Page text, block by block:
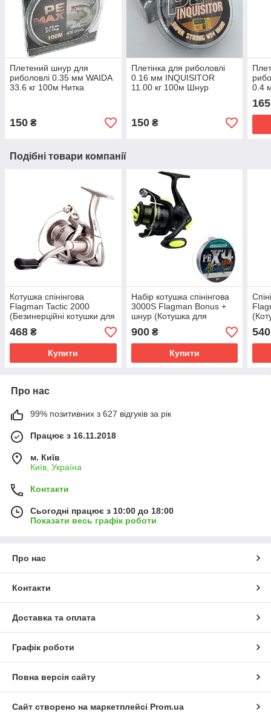
Плетений шнур для
риболовлі 0.35 мм WAIDA
33.6 кг 100м Нитка
150 ₴
Плетінка для риболовлі
0.16 мм INQUISITOR
11.00 кг 100м Шнур
150₴
0.4
165
Подібні товари компанії
Котушка спінінгова
Flagman Tactic 2000
(Безинерційні котушки для
468 ₴
Купити
Набір котушка спінінгова
3000S Flagman Bonus +
шнур (Котушка для
900₴
Купити
540
Про нас
99% позитивних з 627 відгуків за рік
Працює з 16.11.2018
м. Київ
Київ, Україна
Контакти
Сьогодні працює з 10:00 до 18:00
Показати весь графік роботи
Про нас
Контакти
Доставка та оплата
Графік роботи
Повна версія сайту
Сайт створено на маркетплейсі Prom.ua